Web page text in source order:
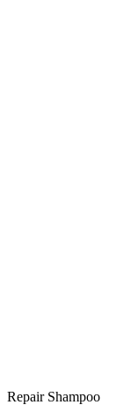
Repair Shampoo